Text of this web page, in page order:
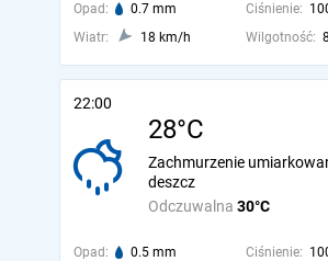
Opad: 0.7 mm Ciśnienie:
Wiatr:
18 km/h Wilgotność:
22:00
28°C
Odczuwalna 30°C
Zachmurzenie
deszcz
Opad: 0.5 mm Ciśnienie: